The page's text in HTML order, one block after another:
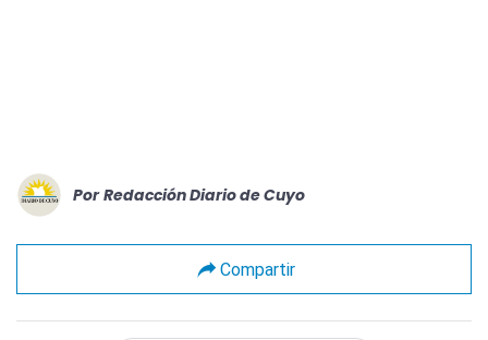
Por Redacción Diario de Cuyo
Compartir